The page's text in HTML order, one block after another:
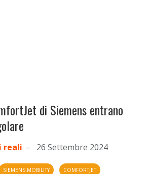
di Siemens entrano
reali 26 Settembre 2024
SIEMENS MOBILITY COMFORTJET